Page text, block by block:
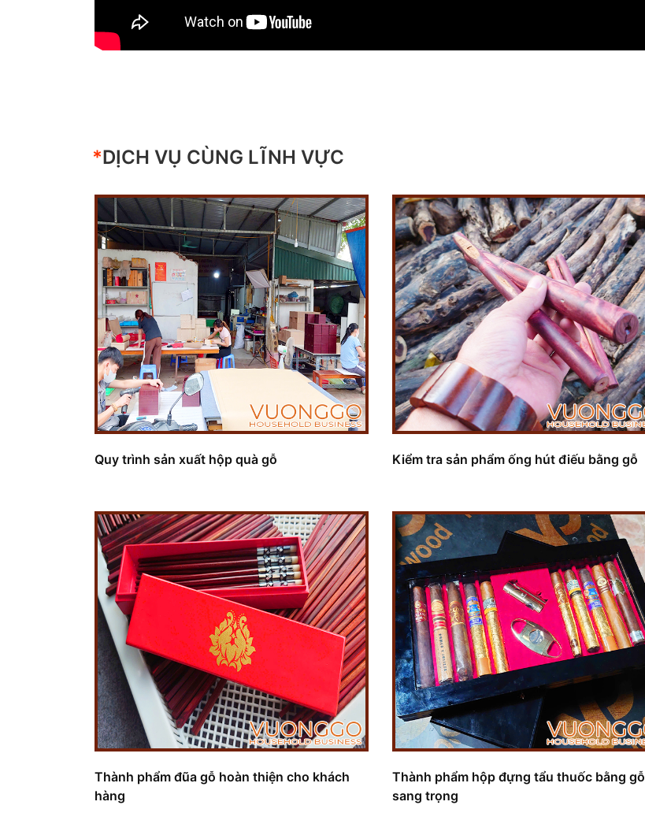
*DỊCH VỤ CÙNG LĨNH VỰC
Quy trình sản xuất hộp quà gỗ Kiểm tra sản phẩm ống hút điếu bằng gỗ
Thành phẩm đũa gỗ hoàn thiện cho khách
hàng
Thành phẩm hộp đựng tẩu thuốc bằng gỗ
sang trọng